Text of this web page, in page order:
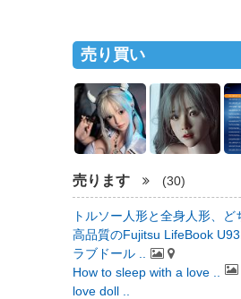
売り買い
売ります (30)
トルソー人形と全身人形、ど
高品質のFujitsu LifeBook
ラブドール ..
How to sleep with a love ..
love doll ..